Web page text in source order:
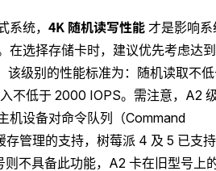
系统， 4K 随机读写性能 才是影响系
在选择存储卡时，建议优先考虑达到
该级别的性能标准为：随机读取不
不低于 2000 IOPS。需注意，A2
机设备对命令队列（Command
存管理的支持，树莓派 4 及 5 已支持
则不具备此功能，A2 卡在旧型号上